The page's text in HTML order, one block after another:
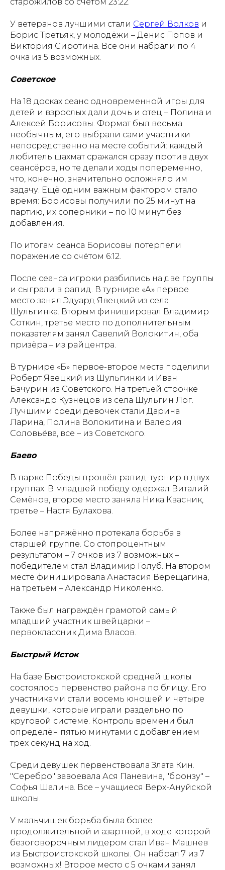
У ветеранов лучшими стали Сергей Волков и
Борис Третьяк, у молодёжи – Денис Попов и
Виктория Сиротина. Все они набрали по 4
очка из 5 возможных.
Советское
На 18 досках сеанс одновременной игры для
детей и взрослых дали дочь и отец – Полина и
Алексей Борисовы. Формат был весьма
необычным, его выбрали сами участники
непосредственно на месте событий: каждый
любитель шахмат сражался сразу против двух
сеансёров, но те делали ходы попеременно,
что, конечно, значительно осложняло им
задачу. Ещё одним важным фактором стало
время: Борисовы получили по 25 минут на
партию, их соперники – по 10 минут без
добавления.
По итогам сеанса Борисовы потерпели
поражение со счётом 6:12.
После сеанса игроки разбились на две группы
и сыграли в рапид. В турнире «А» первое
место занял Эдуард Явецкий из села
Шульгинка. Вторым финишировал Владимир
Соткин, третье место по дополнительным
показателям занял Савелий Волокитин, оба
призёра – из райцентра.
В турнире «Б» первое-второе места поделили
Роберт Явецкий из Шульгинки и Иван
Бачурин из Советского. На третьей строчке
Александр Кузнецов из села Шульгин Лог.
Лучшими среди девочек стали Дарина
Ларина, Полина Волокитина и Валерия
Соловьёва, все – из Советского.
Баево
В парке Победы прошёл рапид-турнир в двух
группах. В младшей победу одержал Виталий
Семёнов, второе место заняла Ника Квасник,
третье – Настя Булахова.
Более напряжённо протекала борьба в
старшей группе. Со стопроцентным
результатом – 7 очков из 7 возможных –
победителем стал Владимир Голуб. На втором
месте финишировала Анастасия Верещагина,
на третьем – Александр Николенко.
Также был награждён грамотой самый
младший участник швейцарки –
первоклассник Дима Власов.
Быстрый Исток
На базе Быстроистокской средней школы
состоялось первенство района по блицу. Его
участниками стали восемь юношей и четыре
девушки, которые играли раздельно по
круговой системе. Контроль времени был
определён пятью минутами с добавлением
трёх секунд на ход.
Среди девушек первенствовала Злата Кин.
"Серебро" завоевала Ася Паневина, "бронзу" –
Софья Шалина. Все – учащиеся Верх-Ануйской
школы.
У мальчишек борьба была более
продолжительной и азартной, в ходе которой
безоговорочным лидером стал Иван Машнев
из Быстроистокской школы. Он набрал 7 из 7
возможных! Второе место с 5 очками занял